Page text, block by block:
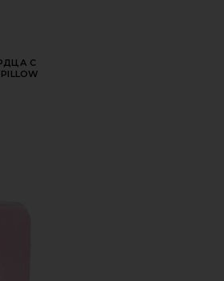
С
БОЛЬШОЙ КЛАЧ LARGE POUCH